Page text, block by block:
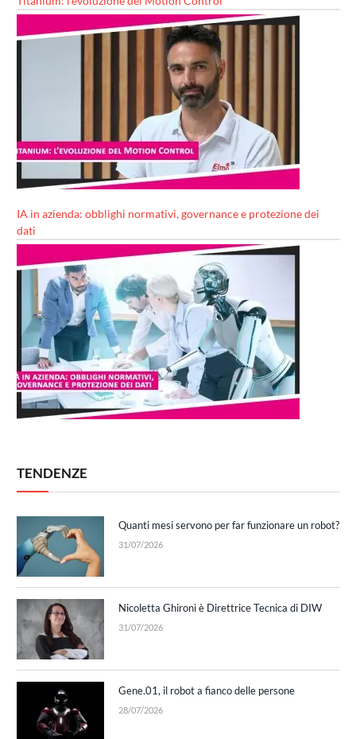
IA in azienda: obblighi normativi, governance e protezione dei
dati
TENDENZE
Quanti mesi servono per far funzionare un robot?
31/07/2026
Nicoletta Ghironi è Direttrice Tecnica di DIW
31/07/2026
Gene.01, il robot a fianco delle persone
28/07/2026